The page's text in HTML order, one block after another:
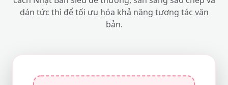
dán tức thì để tối ưu hóa khả năng tương tác văn
bản.